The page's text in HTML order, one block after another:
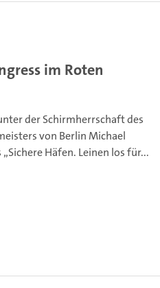
im Roten
der Schirmherrschaft des
von Berlin Michael
Häfen. Leinen los für...